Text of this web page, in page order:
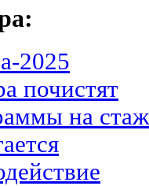
2025
почистят
на